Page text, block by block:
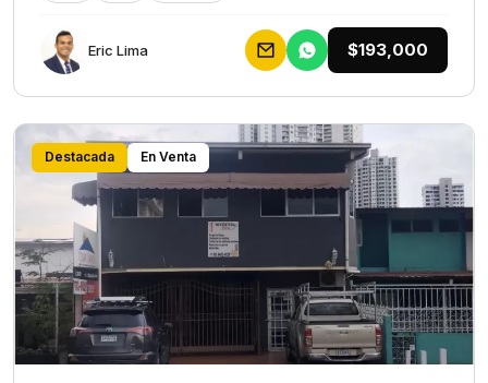
Eric Lima $193,000
Destacada En Venta